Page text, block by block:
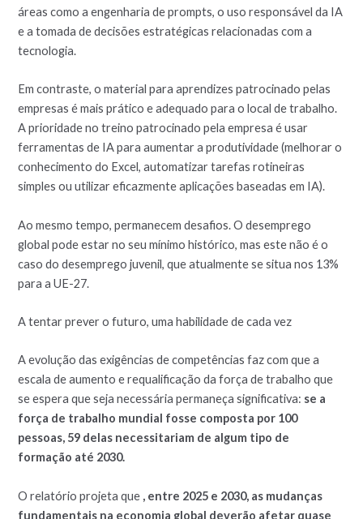
áreas como a engenharia de prompts, o uso responsável da IA
e a tomada de decisões estratégicas relacionadas com a
tecnologia.
Em contraste, o material para aprendizes patrocinado pelas
empresas é mais prático e adequado para o local de trabalho.
A prioridade no treino patrocinado pela empresa é usar
ferramentas de IA para aumentar a produtividade (melhorar o
conhecimento do Excel, automatizar tarefas rotineiras
simples ou utilizar eficazmente aplicações baseadas em IA).
Ao mesmo tempo, permanecem desafios. O desemprego
global pode estar no seu mínimo histórico, mas este não é o
caso do desemprego juvenil, que atualmente se situa nos 13%
para a UE-27.
A tentar prever o futuro, uma habilidade de cada vez
A evolução das exigências de competências faz com que a
escala de aumento e requalificação da força de trabalho que
se espera que seja necessária permaneça significativa: se a
força de trabalho mundial fosse composta por 100
pessoas, 59 delas necessitariam de algum tipo de
formação até 2030.
O relatório projeta que , entre 2025 e 2030, as mudanças
fundamentais na economia global deverão afetar quase